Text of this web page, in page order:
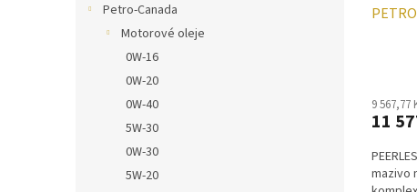
Petro-Canada
Motorové oleje
0W-16
0W-20
0W-40
5W-30
0W-30
5W-20
9 567,77
11
mazivo